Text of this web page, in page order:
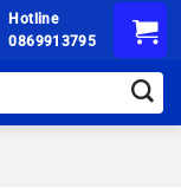
Hotline
0869913795